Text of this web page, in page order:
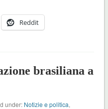
Reddit
brasiliana a
under: Notizie e politica,